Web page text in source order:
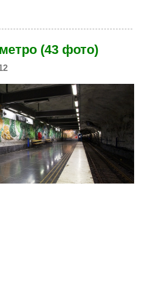
(43 фото)